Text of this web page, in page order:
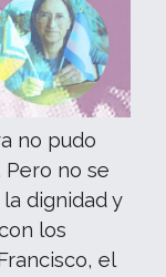
no pudo
Pero no se
dignidad y
los
el